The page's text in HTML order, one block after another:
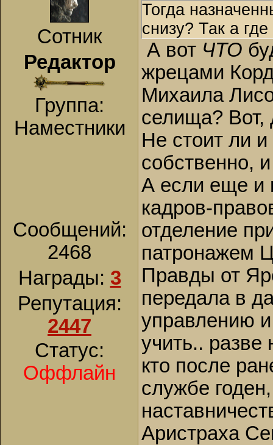
Сотник
Редактор
Группа:
Наместники
Сообщений:
2468
Награды: 3
Репутация:
2447
Статус:
Оффлайн
Тогда
снизу? Так а
А вот ЧТО
жрецами
Михаила
селища?
Не стоит ли
собственно,
А если еще и
кадров-
отделение
патронажем
Правды от
передала в
управлению
учить.. разве
кто после
службе
Аристраха